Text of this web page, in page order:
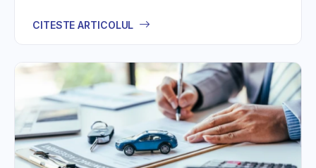
CITESTE ARTICOLUL